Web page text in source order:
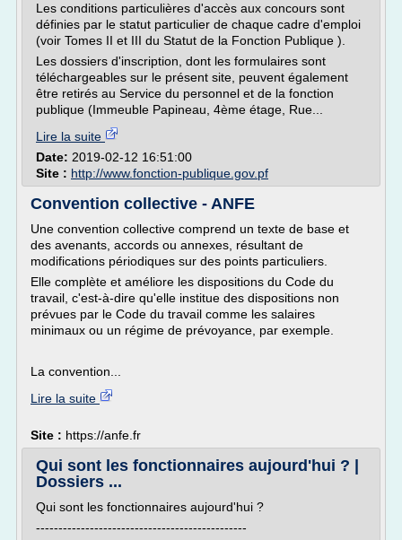
Les conditions particulières d'accès aux concours sont
définies par le statut particulier de chaque cadre d'emploi
(voir Tomes II et III du Statut de la Fonction Publique ).
Les dossiers d'inscription, dont les formulaires sont
téléchargeables sur le présent site, peuvent également
être retirés au Service du personnel et de la fonction
publique (Immeuble Papineau, 4ème étage, Rue...
Lire la suite
Date: 2019-02-12 16:51:00
Site : http://www.fonction-publique.gov.pf
Convention collective - ANFE
Une convention collective comprend un texte de base et
des avenants, accords ou annexes, résultant de
modifications périodiques sur des points particuliers.
Elle complète et améliore les dispositions du Code du
travail, c'est-à-dire qu'elle institue des dispositions non
prévues par le Code du travail comme les salaires
minimaux ou un régime de prévoyance, par exemple.
La convention...
Lire la suite
Site : https://anfe.fr
Qui sont les fonctionnaires aujourd'hui ? |
Dossiers ...
Qui sont les fonctionnaires aujourd'hui ?
-----------------------------------------------